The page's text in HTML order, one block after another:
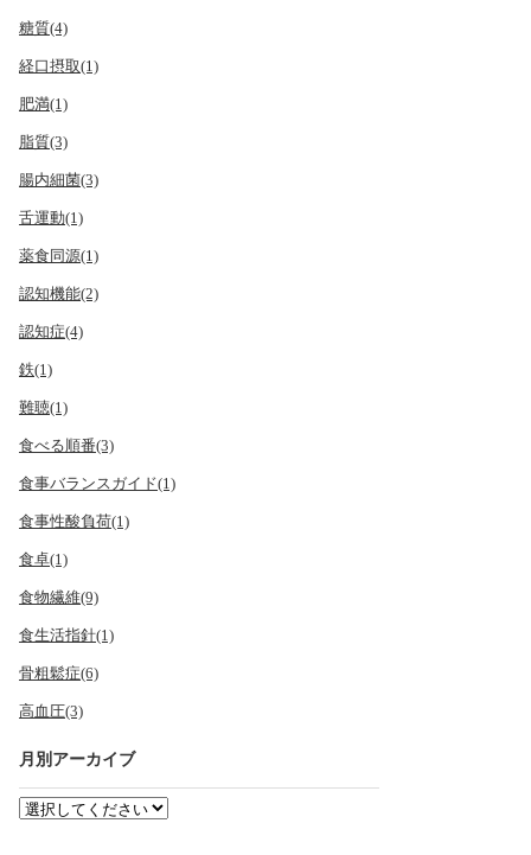
糖質(4)
経口摂取(1)
肥満(1)
脂質(3)
腸内細菌(3)
舌運動(1)
薬食同源(1)
認知機能(2)
認知症(4)
鉄(1)
難聴(1)
食べる順番(3)
食事バランスガイド(1)
食事性酸負荷(1)
食卓(1)
食物繊維(9)
食生活指針(1)
骨粗鬆症(6)
高血圧(3)
月別アーカイブ